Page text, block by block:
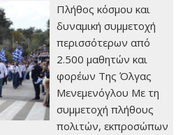
Πλήθος κόσμου και
δυναμική συμμετοχή
περισσότερων από
2.500 μαθητών και
φορέων Της Όλγας
Μενεμενόγλου Με τη
συμμετοχή πλήθους
πολιτών, εκπροσώπων